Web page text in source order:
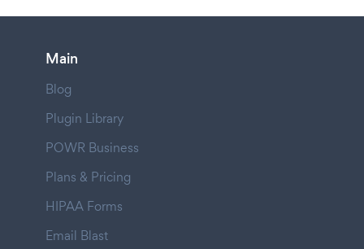
Main
Blog
Plugin Library
POWR Business
Plans & Pricing
HIPAA Forms
Email Blast